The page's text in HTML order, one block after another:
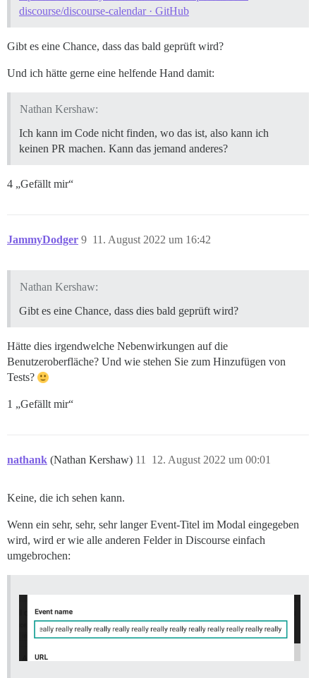
discourse/discourse-calendar · GitHub
Gibt es eine Chance, dass das bald geprüft wird?
Und ich hätte gerne eine helfende Hand damit:
Nathan Kershaw:
Ich kann im Code nicht finden, wo das ist, also kann ich
keinen PR machen. Kann das jemand anderes?
4 „Gefällt mir“
JammyDodger 11. August 2022 um 16:42
9
Nathan Kershaw:
Gibt es eine Chance, dass dies bald geprüft wird?
Hätte dies irgendwelche Nebenwirkungen auf die
Benutzeroberfläche? Und wie stehen Sie zum Hinzufügen von
Tests?
1 „Gefällt mir“
nathank (Nathan Kershaw) 12. August 2022 um 00:01
11
Keine, die ich sehen kann.
Wenn ein sehr, sehr, sehr langer Event-Titel im Modal eingegeben
wird, wird er wie alle anderen Felder in Discourse einfach
umgebrochen: